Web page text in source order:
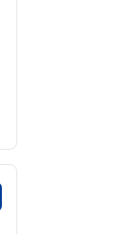
分數8.8分